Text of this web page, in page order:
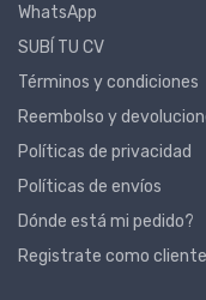
WhatsApp
SUBÍ TU CV
Términos y condiciones
Reembolso y
Políticas de privacidad
Políticas de envíos
Dónde está mi pedido?
Registrate como cliente